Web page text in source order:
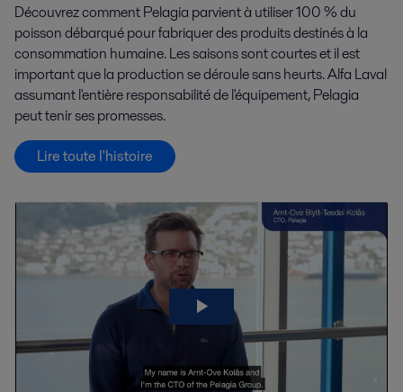
Découvrez comment Pelagia parvient à utiliser 100 % du
poisson débarqué pour fabriquer des produits destinés à la
consommation humaine. Les saisons sont courtes et il est
important que la production se déroule sans heurts. Alfa Laval
assumant l'entière responsabilité de l'équipement, Pelagia
peut tenir ses promesses.
Lire toute l'histoire